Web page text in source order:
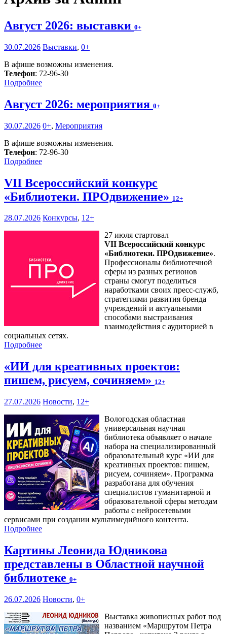
Август 2026: выставки 0+
30.07.2026 Выставки, 0+
В афише возможны изменения.
Телефон: 72-96-30
Подробнее
Август 2026: мероприятия 0+
30.07.2026 0+, Мероприятия
В афише возможны изменения.
Телефон: 72-96-30
Подробнее
VII Всероссийский конкурс
«Библиотеки. ПРОдвижение» 12+
28.07.2026 Конкурсы, 12+
27 июля стартовал
VII Всероссийский конкурс
«Библиотеки. ПРОдвижение».
Профессионалы библиотечной
сферы из разных регионов
страны смогут поделиться
наработками своих пресс-служб,
стратегиями развития бренда
учреждений и актуальными
способами выстраивания
взаимодействия с аудиторией в
социальных сетях.
Подробнее
«ИИ для креативных проектов:
пишем, рисуем, сочиняем» 12+
27.07.2026 Новости, 12+
Вологодская областная
универсальная научная
библиотека объявляет о начале
набора на специализированный
образовательный курс «ИИ для
креативных проектов: пишем,
рисуем, сочиняем». Программа
разработана для обучения
специалистов гуманитарной и
образовательной сферы методам
работы с нейросетевыми
сервисами при создании мультимедийного контента.
Подробнее
Картины Леонида Юдникова
представлены в Областной научной
библиотеке 0+
26.07.2026 Новости, 0+
Выставка живописных работ под
названием «Маршрутом Петра